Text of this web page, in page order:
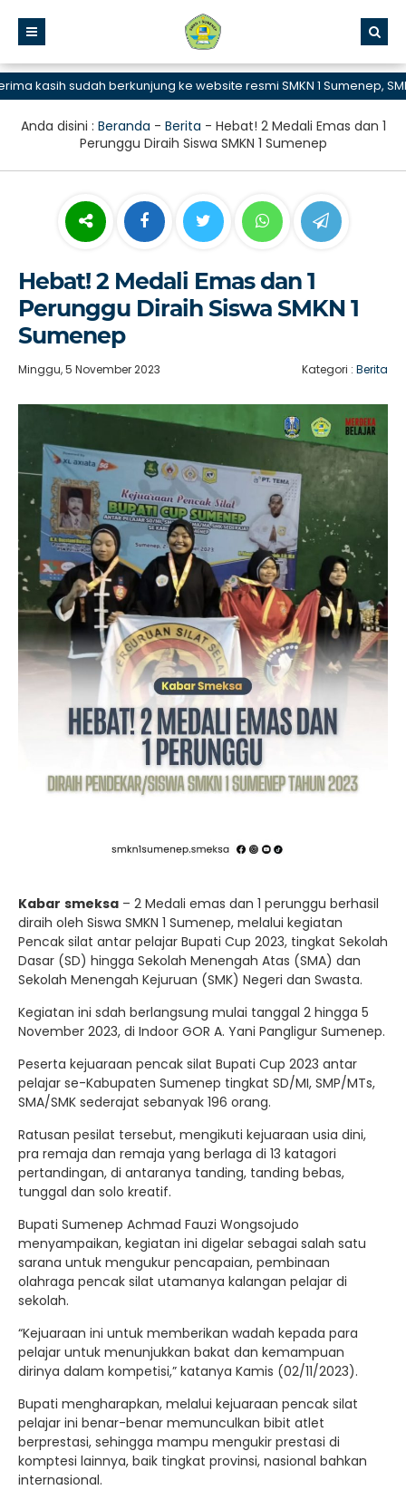
kasih sudah berkunjung ke website resmi SMKN 1 Sumenep, SMK
Anda disini : Beranda - Berita - Hebat! 2 Medali Emas dan 1
Perunggu Diraih Siswa SMKN 1 Sumenep
Hebat! 2 Medali Emas dan 1
Perunggu Diraih Siswa SMKN 1
Sumenep
Minggu, 5 November 2023 Kategori : Berita
Kabar smeksa – 2 Medali emas dan 1 perunggu berhasil
diraih oleh Siswa SMKN 1 Sumenep, melalui kegiatan
Pencak silat antar pelajar Bupati Cup 2023, tingkat Sekolah
Dasar (SD) hingga Sekolah Menengah Atas (SMA) dan
Sekolah Menengah Kejuruan (SMK) Negeri dan Swasta.
Kegiatan ini sdah berlangsung mulai tanggal 2 hingga 5
November 2023, di Indoor GOR A. Yani Pangligur Sumenep.
Peserta kejuaraan pencak silat Bupati Cup 2023 antar
pelajar se-Kabupaten Sumenep tingkat SD/MI, SMP/MTs,
SMA/SMK sederajat sebanyak 196 orang.
Ratusan pesilat tersebut, mengikuti kejuaraan usia dini,
pra remaja dan remaja yang berlaga di 13 katagori
pertandingan, di antaranya tanding, tanding bebas,
tunggal dan solo kreatif.
Bupati Sumenep Achmad Fauzi Wongsojudo
menyampaikan, kegiatan ini digelar sebagai salah satu
sarana untuk mengukur pencapaian, pembinaan
olahraga pencak silat utamanya kalangan pelajar di
sekolah.
“Kejuaraan ini untuk memberikan wadah kepada para
pelajar untuk menunjukkan bakat dan kemampuan
dirinya dalam kompetisi,” katanya Kamis (02/11/2023).
Bupati mengharapkan, melalui kejuaraan pencak silat
pelajar ini benar-benar memunculkan bibit atlet
berprestasi, sehingga mampu mengukir prestasi di
komptesi lainnya, baik tingkat provinsi, nasional bahkan
internasional.